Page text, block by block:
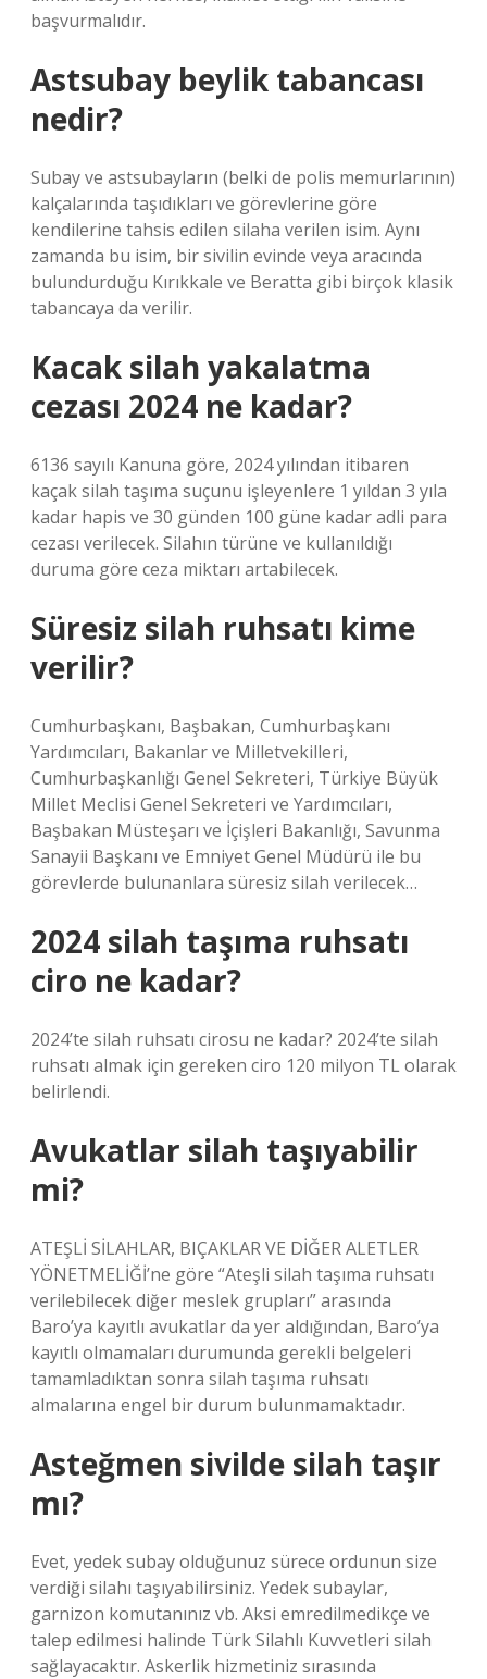
başvurmalıdır.
Astsubay beylik tabancası
nedir?
Subay ve astsubayların (belki de polis memurlarının)
kalçalarında taşıdıkları ve görevlerine göre
kendilerine tahsis edilen silaha verilen isim. Aynı
zamanda bu isim, bir sivilin evinde veya aracında
bulundurduğu Kırıkkale ve Beratta gibi birçok klasik
tabancaya da verilir.
Kacak silah yakalatma
cezası 2024 ne kadar?
6136 sayılı Kanuna göre, 2024 yılından itibaren
kaçak silah taşıma suçunu işleyenlere 1 yıldan 3 yıla
kadar hapis ve 30 günden 100 güne kadar adli para
cezası verilecek. Silahın türüne ve kullanıldığı
duruma göre ceza miktarı artabilecek.
Süresiz silah ruhsatı kime
verilir?
Cumhurbaşkanı, Başbakan, Cumhurbaşkanı
Yardımcıları, Bakanlar ve Milletvekilleri,
Cumhurbaşkanlığı Genel Sekreteri, Türkiye Büyük
Millet Meclisi Genel Sekreteri ve Yardımcıları,
Başbakan Müsteşarı ve İçişleri Bakanlığı, Savunma
Sanayii Başkanı ve Emniyet Genel Müdürü ile bu
görevlerde bulunanlara süresiz silah verilecek…
2024 silah taşıma ruhsatı
ciro ne kadar?
2024’te silah ruhsatı cirosu ne kadar? 2024’te silah
ruhsatı almak için gereken ciro 120 milyon TL olarak
belirlendi.
Avukatlar silah taşıyabilir
mi?
ATEŞLİ SİLAHLAR, BIÇAKLAR VE DİĞER ALETLER
YÖNETMELİĞİ’ne göre “Ateşli silah taşıma ruhsatı
verilebilecek diğer meslek grupları” arasında
Baro’ya kayıtlı avukatlar da yer aldığından, Baro’ya
kayıtlı olmamaları durumunda gerekli belgeleri
tamamladıktan sonra silah taşıma ruhsatı
almalarına engel bir durum bulunmamaktadır.
Asteğmen sivilde silah taşır
mı?
Evet, yedek subay olduğunuz sürece ordunun size
verdiği silahı taşıyabilirsiniz. Yedek subaylar,
garnizon komutanınız vb. Aksi emredilmedikçe ve
talep edilmesi halinde Türk Silahlı Kuvvetleri silah
sağlayacaktır. Askerlik hizmetiniz sırasında